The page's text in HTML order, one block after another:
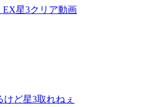
EX星3クリア動画